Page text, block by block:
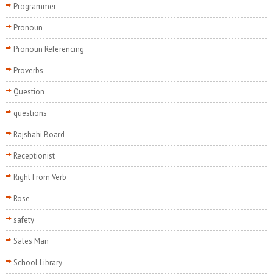
Programmer
Pronoun
Pronoun Referencing
Proverbs
Question
questions
Rajshahi Board
Receptionist
Right From Verb
Rose
safety
Sales Man
School Library